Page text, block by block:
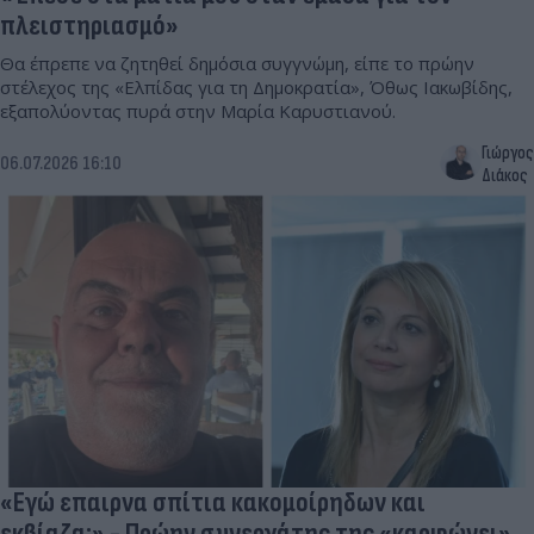
πλειστηριασμό»
Θα έπρεπε να ζητηθεί δημόσια συγγνώμη, είπε το πρώην
στέλεχος της «Ελπίδας για τη Δημοκρατία», Όθως Ιακωβίδης,
εξαπολύοντας πυρά στην Μαρία Καρυστιανού.
06.07.2026 16:10
Γιώργος
Διάκος
«Εγώ επαιρνα σπίτια κακομοίρηδων και